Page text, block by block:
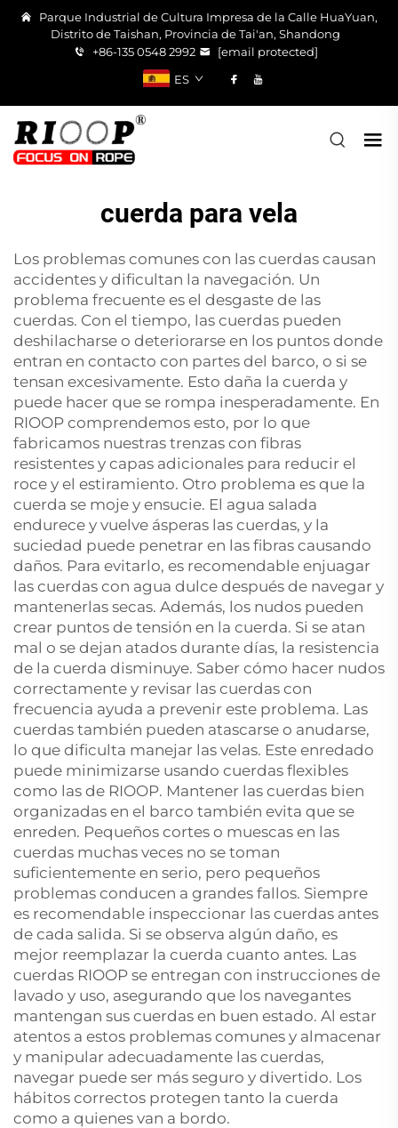
Parque Industrial de Cultura Impresa de la Calle HuaYuan,
Distrito de Taishan, Provincia de Tai'an, Shandong
+86-135 0548 2992
[email protected]
ES
cuerda para vela
Los problemas comunes con las cuerdas causan
accidentes y dificultan la navegación. Un
problema frecuente es el desgaste de las
cuerdas. Con el tiempo, las cuerdas pueden
deshilacharse o deteriorarse en los puntos donde
entran en contacto con partes del barco, o si se
tensan excesivamente. Esto daña la cuerda y
puede hacer que se rompa inesperadamente. En
RIOOP comprendemos esto, por lo que
fabricamos nuestras trenzas con fibras
resistentes y capas adicionales para reducir el
roce y el estiramiento. Otro problema es que la
cuerda se moje y ensucie. El agua salada
endurece y vuelve ásperas las cuerdas, y la
suciedad puede penetrar en las fibras causando
daños. Para evitarlo, es recomendable enjuagar
las cuerdas con agua dulce después de navegar y
mantenerlas secas. Además, los nudos pueden
crear puntos de tensión en la cuerda. Si se atan
mal o se dejan atados durante días, la resistencia
de la cuerda disminuye. Saber cómo hacer nudos
correctamente y revisar las cuerdas con
frecuencia ayuda a prevenir este problema. Las
cuerdas también pueden atascarse o anudarse,
lo que dificulta manejar las velas. Este enredado
puede minimizarse usando cuerdas flexibles
como las de RIOOP. Mantener las cuerdas bien
organizadas en el barco también evita que se
enreden. Pequeños cortes o muescas en las
cuerdas muchas veces no se toman
suficientemente en serio, pero pequeños
problemas conducen a grandes fallos. Siempre
es recomendable inspeccionar las cuerdas antes
de cada salida. Si se observa algún daño, es
mejor reemplazar la cuerda cuanto antes. Las
cuerdas RIOOP se entregan con instrucciones de
lavado y uso, asegurando que los navegantes
mantengan sus cuerdas en buen estado. Al estar
atentos a estos problemas comunes y almacenar
y manipular adecuadamente las cuerdas,
navegar puede ser más seguro y divertido. Los
hábitos correctos protegen tanto la cuerda
como a quienes van a bordo.